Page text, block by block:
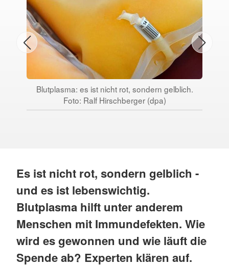
Blutplasma: es ist nicht rot, sondern gelblich.
Foto: Ralf Hirschberger (dpa)
Es ist nicht rot, sondern gelblich -
und es ist lebenswichtig.
Blutplasma hilft unter anderem
Menschen mit Immundefekten. Wie
wird es gewonnen und wie läuft die
Spende ab? Experten klären auf.